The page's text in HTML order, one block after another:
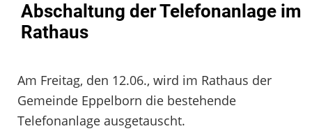
Abschaltung der Telefonanlage im
Rathaus
Am Freitag, den 12.06., wird im Rathaus der
Gemeinde Eppelborn die bestehende
Telefonanlage ausgetauscht.